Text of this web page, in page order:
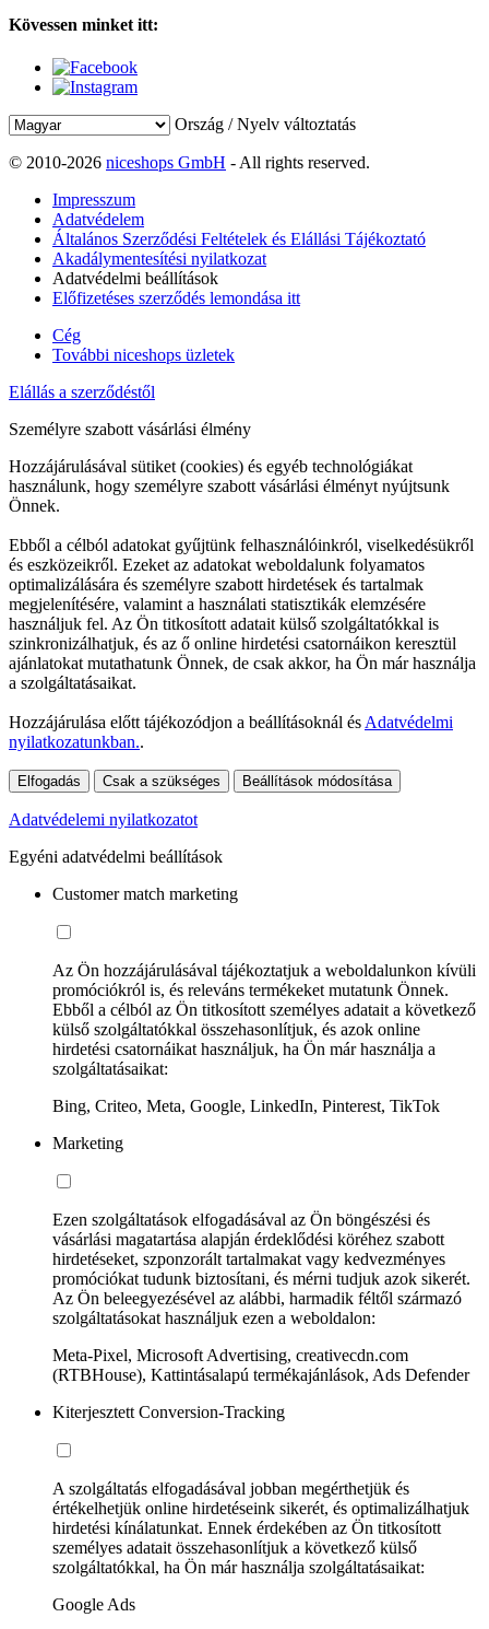
Kövessen minket itt:
Ország / Nyelv változtatás
© 2010-2026 niceshops GmbH - All rights reserved.
Impresszum
Adatvédelem
Általános Szerződési Feltételek és Elállási Tájékoztató
Akadálymentesítési nyilatkozat
Adatvédelmi beállítások
Előfizetéses szerződés lemondása itt
Cég
További niceshops üzletek
Elállás a szerződéstől
Személyre szabott vásárlási élmény
Hozzájárulásával sütiket (cookies) és egyéb technológiákat
használunk, hogy személyre szabott vásárlási élményt nyújtsunk
Önnek.
Ebből a célból adatokat gyűjtünk felhasználóinkról, viselkedésükről
és eszközeikről. Ezeket az adatokat weboldalunk folyamatos
optimalizálására és személyre szabott hirdetések és tartalmak
megjelenítésére, valamint a használati statisztikák elemzésére
használjuk fel. Az Ön titkosított adatait külső szolgáltatókkal is
szinkronizálhatjuk, és az ő online hirdetési csatornáikon keresztül
ajánlatokat mutathatunk Önnek, de csak akkor, ha Ön már használja
a szolgáltatásaikat.
Hozzájárulása előtt tájékozódjon a beállításoknál és Adatvédelmi
nyilatkozatunkban..
Elfogadás Csak a szükséges Beállítások módosítása
Adatvédelemi nyilatkozatot
Egyéni adatvédelmi beállítások
Customer match marketing
Az Ön hozzájárulásával tájékoztatjuk a weboldalunkon kívüli
promóciókról is, és releváns termékeket mutatunk Önnek.
Ebből a célból az Ön titkosított személyes adatait a következő
külső szolgáltatókkal összehasonlítjuk, és azok online
hirdetési csatornáikat használjuk, ha Ön már használja a
szolgáltatásaikat:
Bing, Criteo, Meta, Google, LinkedIn, Pinterest, TikTok
Marketing
Ezen szolgáltatások elfogadásával az Ön böngészési és
vásárlási magatartása alapján érdeklődési köréhez szabott
hirdetéseket, szponzorált tartalmakat vagy kedvezményes
promóciókat tudunk biztosítani, és mérni tudjuk azok sikerét.
Az Ön beleegyezésével az alábbi, harmadik féltől származó
szolgáltatásokat használjuk ezen a weboldalon:
Meta-Pixel, Microsoft Advertising, creativecdn.com
(RTBHouse), Kattintásalapú termékajánlások, Ads Defender
Kiterjesztett Conversion-Tracking
A szolgáltatás elfogadásával jobban megérthetjük és
értékelhetjük online hirdetéseink sikerét, és optimalizálhatjuk
hirdetési kínálatunkat. Ennek érdekében az Ön titkosított
személyes adatait összehasonlítjuk a következő külső
szolgáltatókkal, ha Ön már használja szolgáltatásaikat:
Google Ads